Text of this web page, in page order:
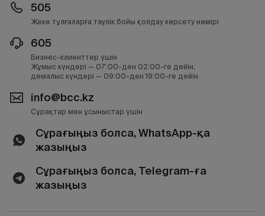
505
Жеке тұлғаларға тәулік бойы қолдау көрсету нөмірі
605
Бизнес-клиенттер үшін
Жұмыс күндері — 07:00-ден 02:00-ге дейін;
демалыс күндері — 09:00-ден 19:00-ге дейін
info@bcc.kz
Сұрақтар мен ұсыныстар үшін
Сұрағыңыз болса, WhatsApp-қа
жазыңыз
Сұрағыңыз болса, Telegram-ға
жазыңыз